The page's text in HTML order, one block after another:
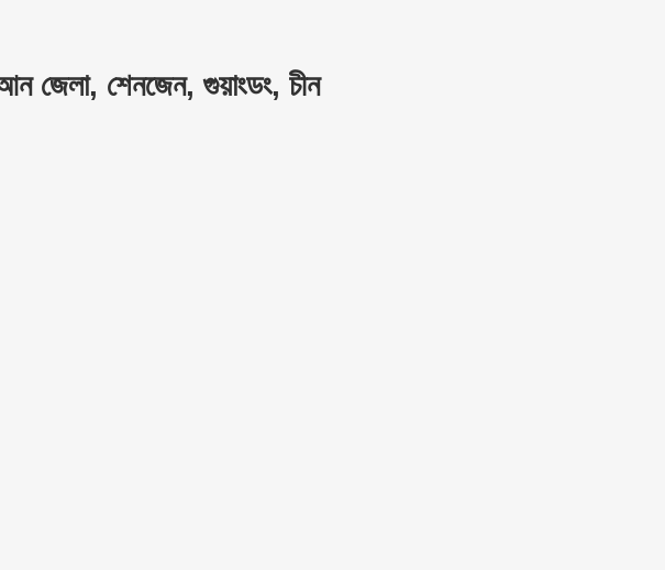
জেলা, শেনজেন, গুয়াংডং, চীন